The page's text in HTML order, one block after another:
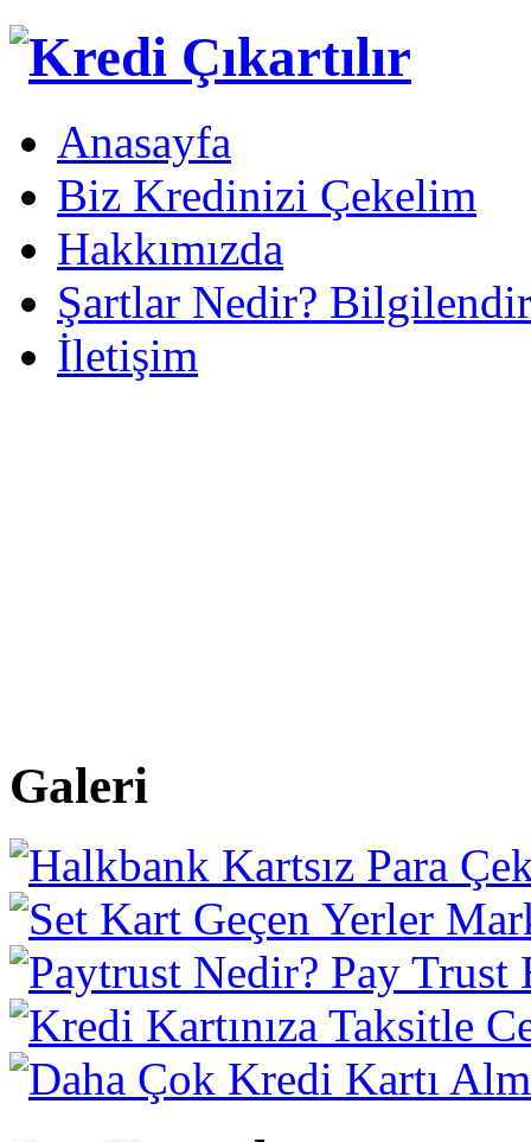
Anasayfa
Biz Kredinizi Çekelim
Hakkımızda
Şartlar Nedir?
İletişim
Galeri